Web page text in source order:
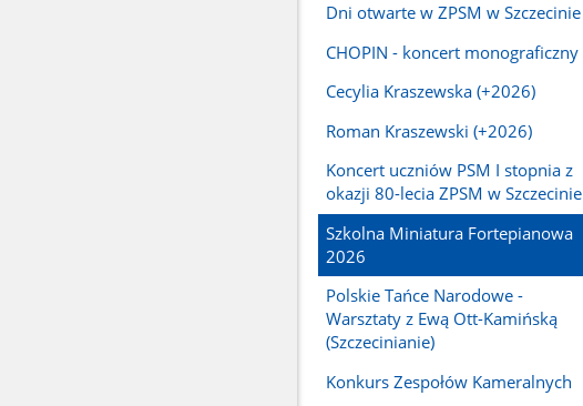
Dni otwarte w ZPSM w Szczecinie
CHOPIN - koncert monograficzny
Cecylia Kraszewska (+2026)
Roman Kraszewski (+2026)
Koncert uczniów PSM I stopnia z
okazji 80-lecia ZPSM w Szczecinie
Szkolna Miniatura Fortepianowa
2026
Polskie Tańce Narodowe -
Warsztaty z Ewą Ott-Kamińską
(Szczecinianie)
Konkurs Zespołów Kameralnych